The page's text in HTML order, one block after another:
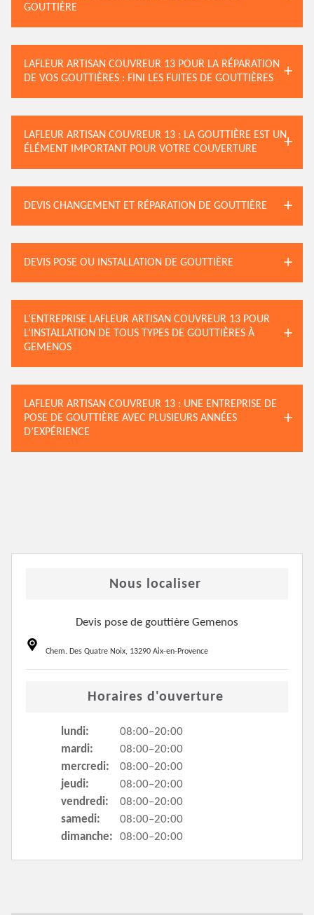
GOUTTIÈRE
LAFLEUR ARTISAN COUVREUR 13 POUR LA RÉPARATION
DE VOS GOUTTIÈRES : FINI LES FUITES DE GOUTTIÈRES
LAFLEUR ARTISAN COUVREUR 13 : LA GOUTTIÈRE EST UN
ÉLÉMENT IMPORTANT POUR VOTRE COUVERTURE
DEVIS CHANGEMENT ET RÉPARATION DE GOUTTIÈRE
DEVIS POSE OU INSTALLATION DE GOUTTIÈRE
L’ENTREPRISE LAFLEUR ARTISAN COUVREUR 13 POUR
L’INSTALLATION DE TOUS TYPES DE GOUTTIÈRES À
GEMENOS
LAFLEUR ARTISAN COUVREUR 13 : UNE ENTREPRISE DE
POSE DE GOUTTIÈRE AVEC PLUSIEURS ANNÉES
D’EXPÉRIENCE
Nous localiser
Devis pose de gouttière Gemenos
Chem. Des Quatre Noix, 13290 Aix-en-Provence
Horaires d'ouverture
lundi:
08:00–20:00
mardi:
08:00–20:00
mercredi:
08:00–20:00
jeudi:
08:00–20:00
vendredi:
08:00–20:00
samedi:
08:00–20:00
dimanche:
08:00–20:00